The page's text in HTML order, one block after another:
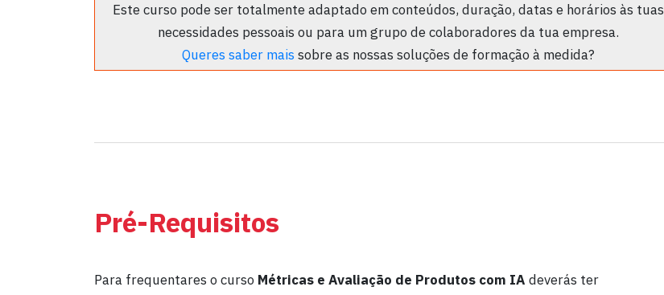
Este curso pode ser totalmente adaptado em conteúdos, duração, datas e horários às tuas
necessidades pessoais ou para um grupo de colaboradores da tua empresa.
Queres saber mais sobre as nossas soluções de formação à medida?
Pré-Requisitos
Para frequentares o curso Métricas e Avaliação de Produtos com IA deverás ter